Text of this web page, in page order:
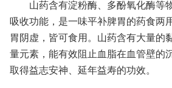
山药含有淀粉酶、多酚氧化酶等
吸收功能，是一味平补脾胃的药食两
胃阴虚，皆可食用。山药含有大量的
量元素，能有效阻止血脂在血管壁的
取得益志安神、延年益寿的功效。